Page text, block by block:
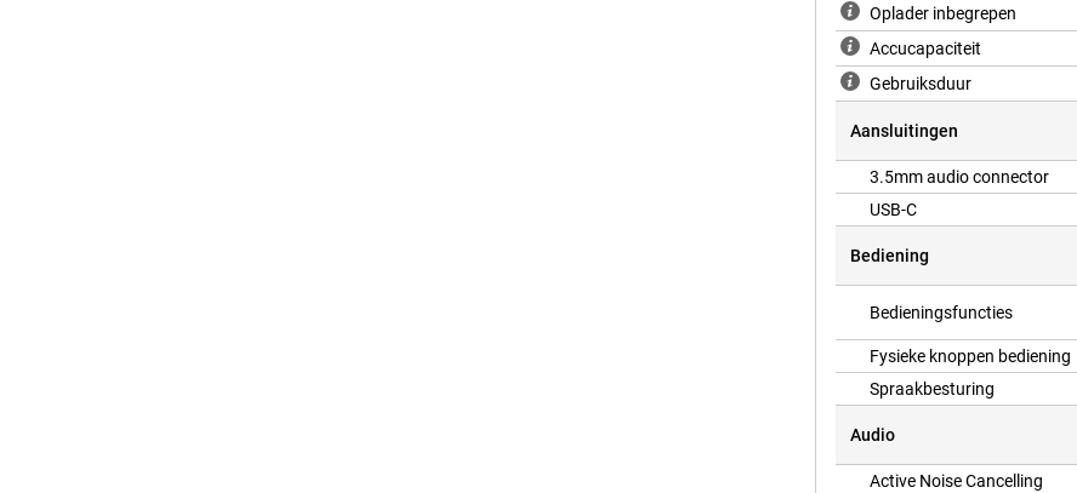
Oplader inbegrepen
Accucapaciteit
Gebruiksduur
Aansluitingen
3.5mm audio connector
USB-C
Bediening
Bedieningsfuncties
Fysieke knoppen bediening
Spraakbesturing
Audio
Active Noise Cancelling